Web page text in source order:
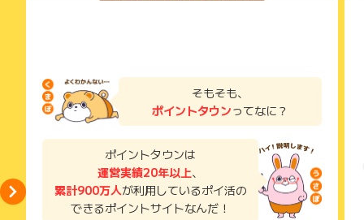
そもそも、
ポイントタウンってなに？
ポイントタウンは
運営実績20年以上、
累計900万人が利用しているポイ活の
できるポイントサイトなんだ！